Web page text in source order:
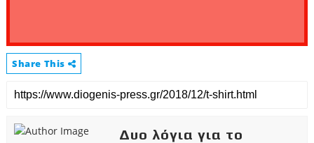
Share This
Δυο λόγια για το